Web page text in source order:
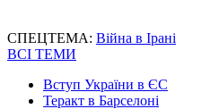
СПЕЦТЕМА: Війна в Ірані
ВСІ ТЕМИ
Вступ України в ЄС
Теракт в Барселоні